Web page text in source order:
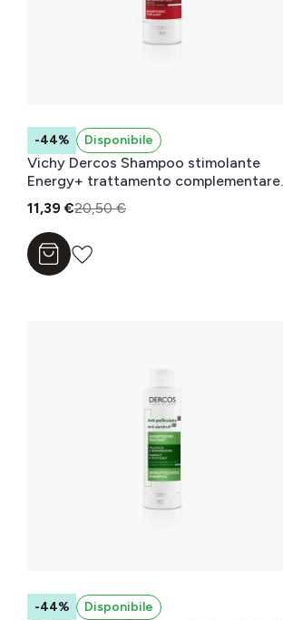
-44% Disponibile
Vichy Dercos Shampoo stimolante
Energy+ trattamento complementare
anti-caduta 390 ml
11,39 €20,50 €
Aggiungi al carrello
-44% Disponibile